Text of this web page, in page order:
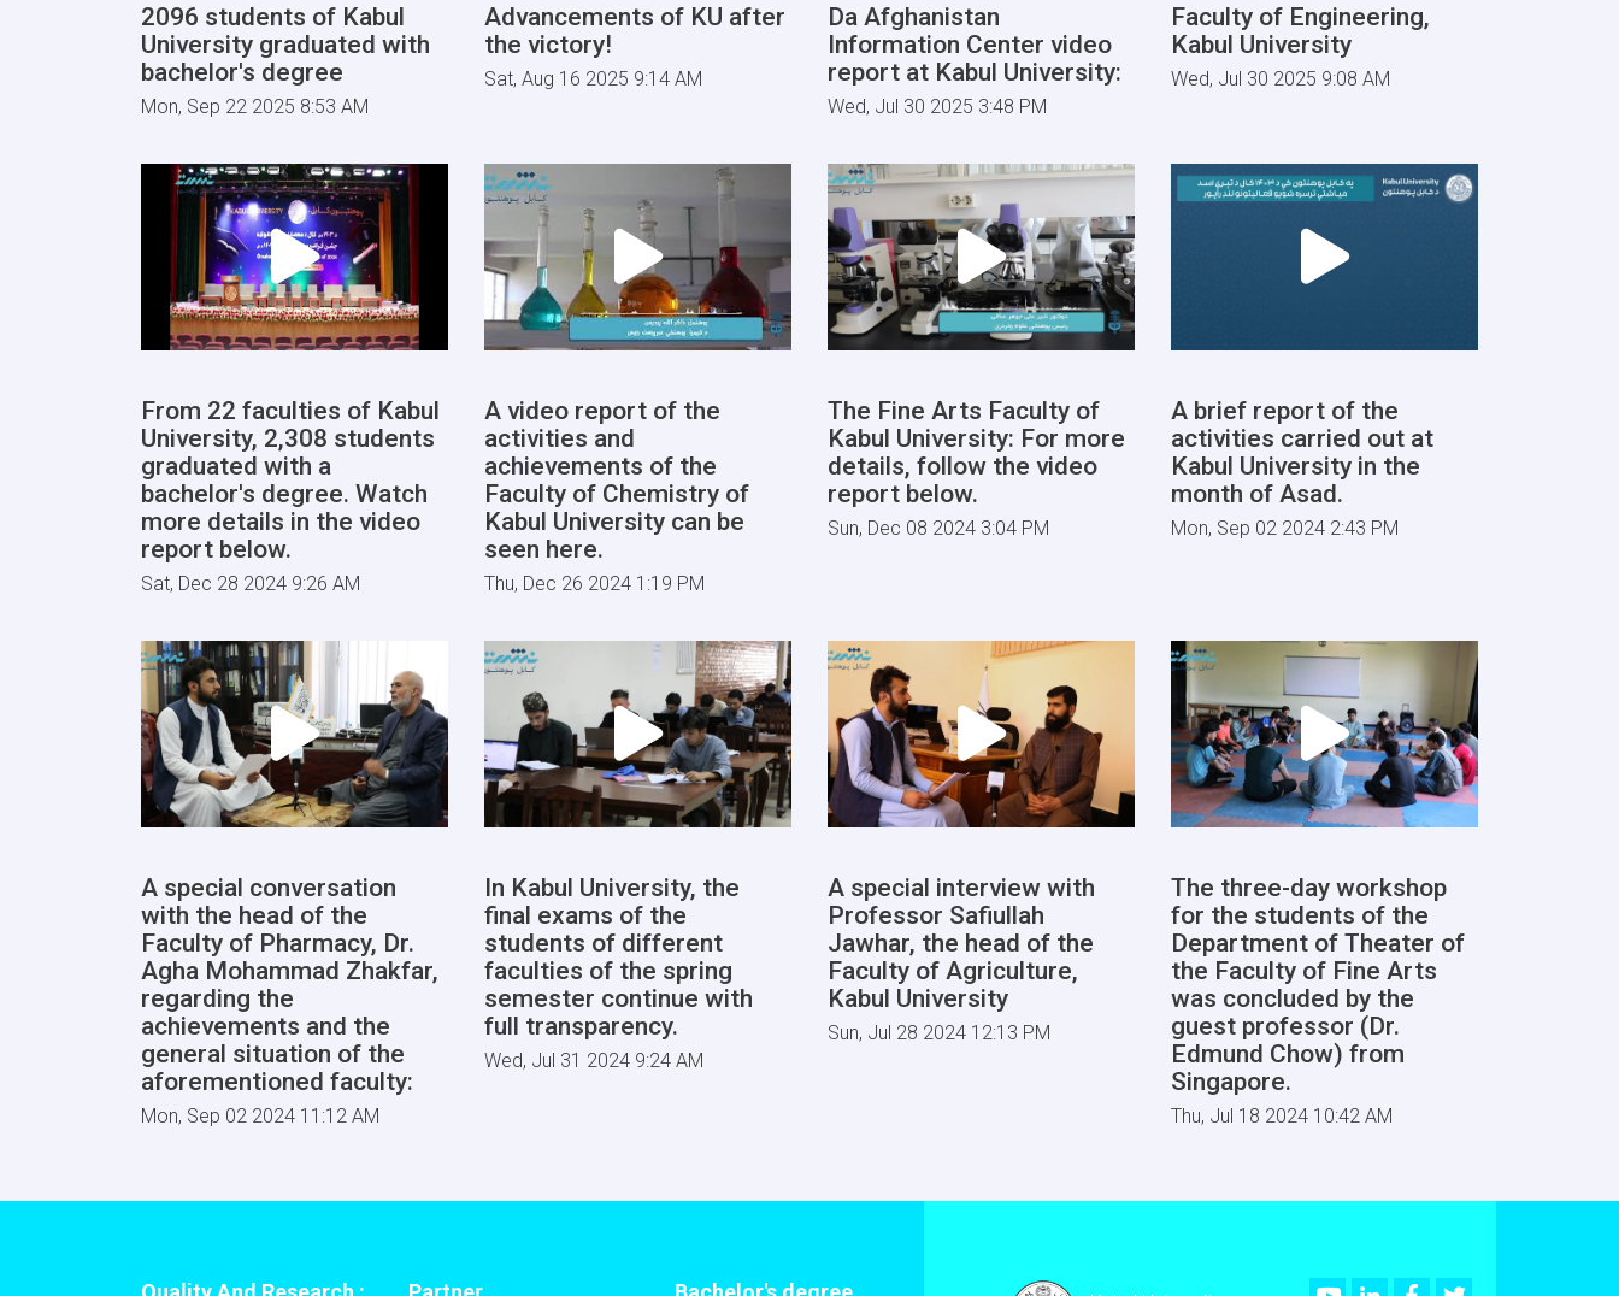
2096 students of Kabul
University graduated with
bachelor's degree
Mon, Sep 22 2025 8:53 AM
Advancements of KU after
the victory!
Sat, Aug 16 2025 9:14 AM
Da Afghanistan
Information Center video
report at Kabul University:
Wed, Jul 30 2025 3:48 PM
Faculty of Engineering,
Kabul University
Wed, Jul 30 2025 9:08 AM
From 22 faculties of Kabul
University, 2,308 students
graduated with a
bachelor's degree. Watch
more details in the video
report below.
Sat, Dec 28 2024 9:26 AM
A video report of the
activities and
achievements of the
Faculty of Chemistry of
Kabul University can be
seen here.
Thu, Dec 26 2024 1:19 PM
The Fine Arts Faculty of
Kabul University: For more
details, follow the video
report below.
Sun, Dec 08 2024 3:04 PM
A brief report of the
activities carried out at
Kabul University in the
month of Asad.
Mon, Sep 02 2024 2:43 PM
A special conversation
with the head of the
Faculty of Pharmacy, Dr.
Agha Mohammad Zhakfar,
regarding the
achievements and the
general situation of the
aforementioned faculty:
Mon, Sep 02 2024 11:12 AM
In Kabul University, the
final exams of the
students of different
faculties of the spring
semester continue with
full transparency.
Wed, Jul 31 2024 9:24 AM
A special interview with
Professor Safiullah
Jawhar, the head of the
Faculty of Agriculture,
Kabul University
Sun, Jul 28 2024 12:13 PM
The three-day workshop
for the students of the
Department of Theater of
the Faculty of Fine Arts
was concluded by the
guest professor (Dr.
Edmund Chow) from
Singapore.
Thu, Jul 18 2024 10:42 AM
YoutubeLinkedInFacebook
Twitter